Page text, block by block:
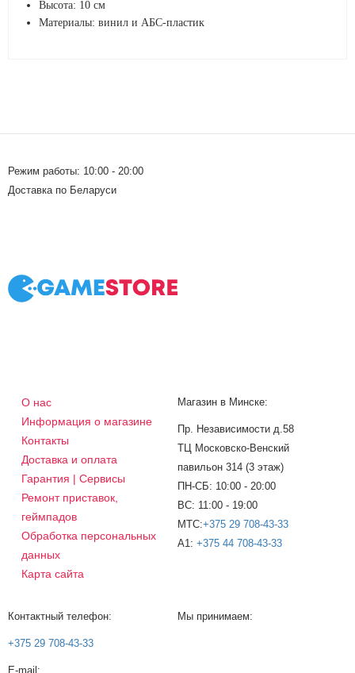
Высота: 10 см
Материалы: винил и АБС-пластик
Режим работы: 10:00 - 20:00
Доставка по Беларуси
О нас
Информация о магазине
Контакты
Доставка и оплата
Гарантия | Сервисы
Ремонт приставок,
геймпадов
Обработка персональных
данных
Карта сайта
Магазин в Минске:
Пр. Независимости д.58
ТЦ Московско-Венский
павильон 314 (3 этаж)
ПН-СБ: 10:00 - 20:00
ВС: 11:00 - 19:00
МТС:+375 29 708-43-33
A1: +375 44 708-43-33
Контактный телефон:
+375 29 708-43-33
E-mail:
Мы принимаем: